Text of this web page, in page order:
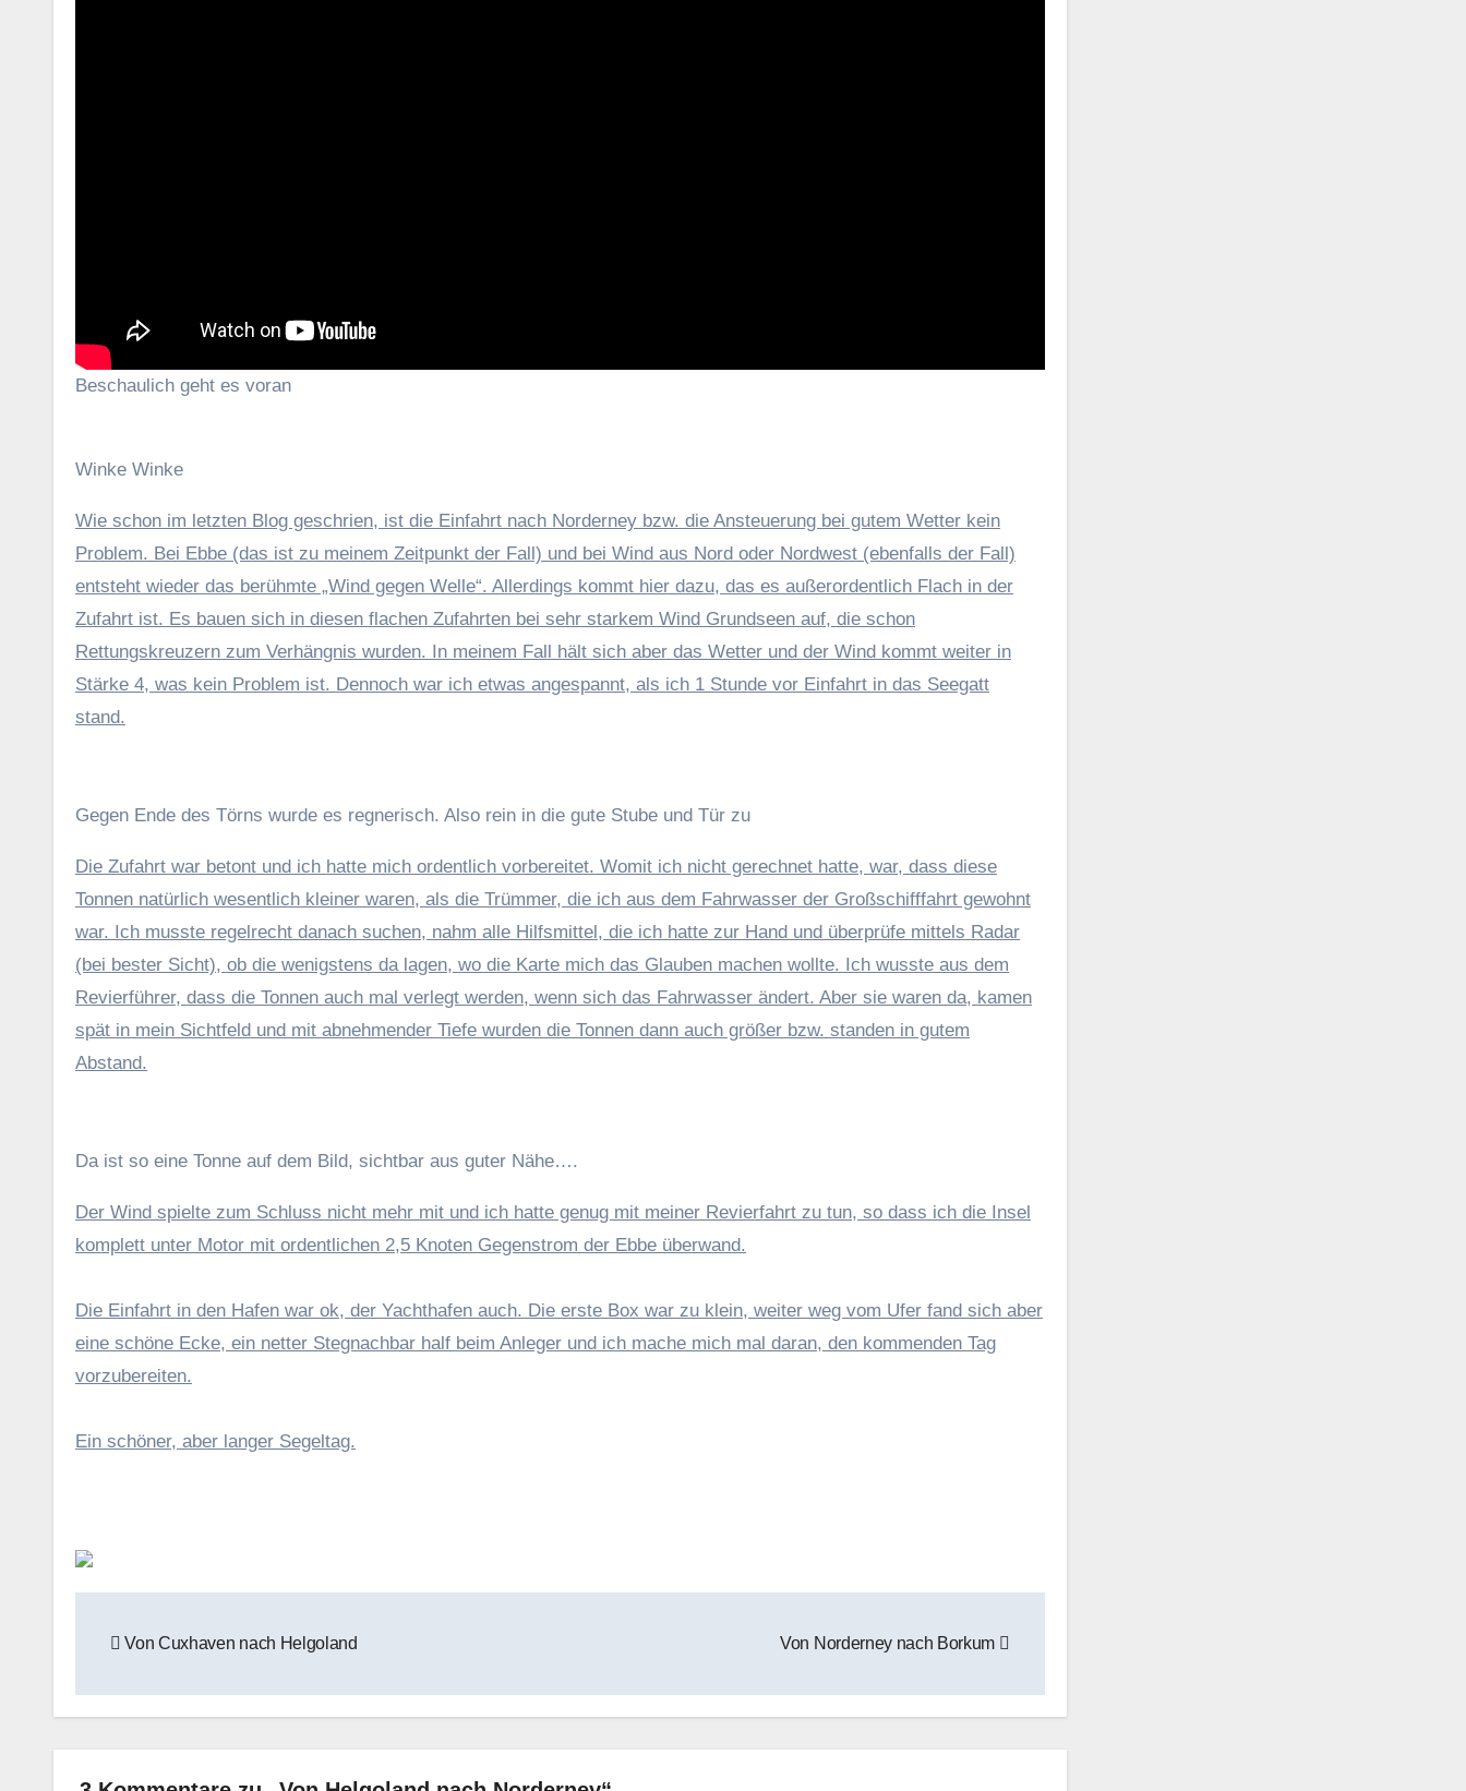
Beschaulich geht es voran
Winke Winke
Wie schon im letzten Blog geschrien, ist die Einfahrt nach Norderney bzw. die Ansteuerung bei gutem Wetter kein
Problem. Bei Ebbe (das ist zu meinem Zeitpunkt der Fall) und bei Wind aus Nord oder Nordwest (ebenfalls der Fall)
entsteht wieder das berühmte „Wind gegen Welle“. Allerdings kommt hier dazu, das es außerordentlich Flach in der
Zufahrt ist. Es bauen sich in diesen flachen Zufahrten bei sehr starkem Wind Grundseen auf, die schon
Rettungskreuzern zum Verhängnis wurden. In meinem Fall hält sich aber das Wetter und der Wind kommt weiter in
Stärke 4, was kein Problem ist. Dennoch war ich etwas angespannt, als ich 1 Stunde vor Einfahrt in das Seegatt
stand.
Gegen Ende des Törns wurde es regnerisch. Also rein in die gute Stube und Tür zu
Die Zufahrt war betont und ich hatte mich ordentlich vorbereitet. Womit ich nicht gerechnet hatte, war, dass diese
Tonnen natürlich wesentlich kleiner waren, als die Trümmer, die ich aus dem Fahrwasser der Großschifffahrt gewohnt
war. Ich musste regelrecht danach suchen, nahm alle Hilfsmittel, die ich hatte zur Hand und überprüfe mittels Radar
(bei bester Sicht), ob die wenigstens da lagen, wo die Karte mich das Glauben machen wollte. Ich wusste aus dem
Revierführer, dass die Tonnen auch mal verlegt werden, wenn sich das Fahrwasser ändert. Aber sie waren da, kamen
spät in mein Sichtfeld und mit abnehmender Tiefe wurden die Tonnen dann auch größer bzw. standen in gutem
Abstand.
Da ist so eine Tonne auf dem Bild, sichtbar aus guter Nähe….
Der Wind spielte zum Schluss nicht mehr mit und ich hatte genug mit meiner Revierfahrt zu tun, so dass ich die Insel
komplett unter Motor mit ordentlichen 2,5 Knoten Gegenstrom der Ebbe überwand.
Die Einfahrt in den Hafen war ok, der Yachthafen auch. Die erste Box war zu klein, weiter weg vom Ufer fand sich aber
eine schöne Ecke, ein netter Stegnachbar half beim Anleger und ich mache mich mal daran, den kommenden Tag
vorzubereiten.
Ein schöner, aber langer Segeltag.
Von Cuxhaven nach Helgoland Von Norderney nach Borkum